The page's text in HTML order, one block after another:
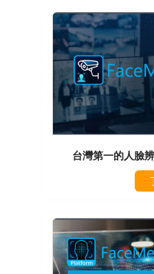
台灣第一的人臉